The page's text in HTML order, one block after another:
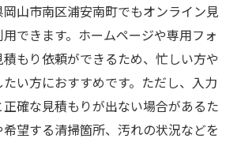
山市南区浦安南町でもオンライン見
できます。ホームページや専用フォ
もり依頼ができるため、忙しい方や
い方におすすめです。ただし、入力
確な見積もりが出ない場合があるた
望する清掃箇所、汚れの状況などを